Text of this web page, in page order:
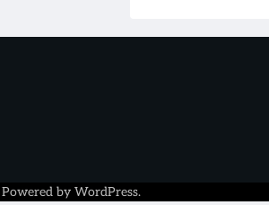
Powered by WordPress.